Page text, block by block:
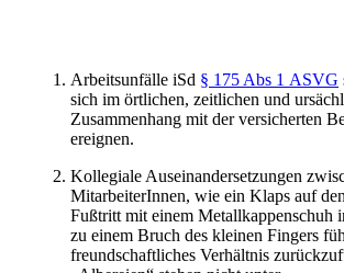
Arbeitsunfälle iSd § 175 Abs 1 ASVG
sich im örtlichen, zeitlichen und
Zusammenhang mit der versicherten
ereignen.
Kollegiale Auseinandersetzungen
MitarbeiterInnen, wie ein Klaps auf
Fußtritt mit einem Metallkappenschuh
zu einem Bruch des kleinen Fingers
freundschaftliches Verhältnis